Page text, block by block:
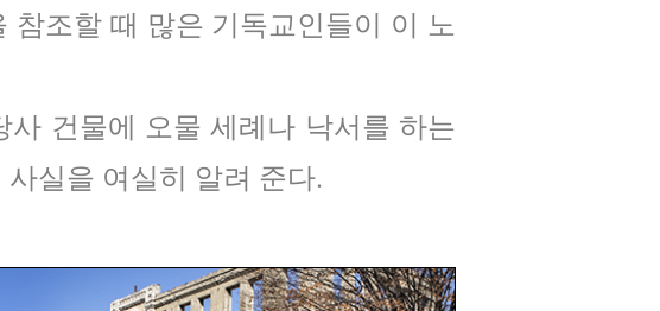
조할 때 많은 기독교인들이 이 노
건물에 오물 세례나 낙서를 하는
실을 여실히 알려 준다.